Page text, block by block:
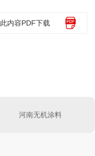
此内容PDF下载
河南无机涂料